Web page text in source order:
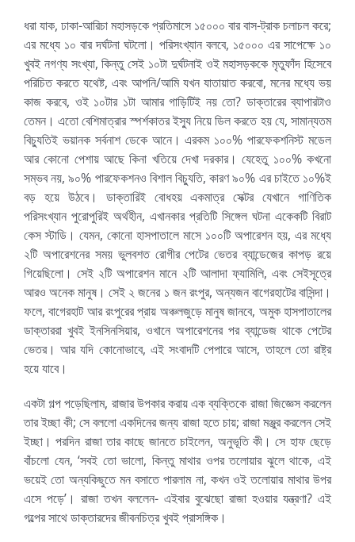
ধরা যাক, ঢাকা-আরিচা মহাসড়কে প্রতিমাসে ১৫০০০ বার বাস-ট্রাক চলাচল করে;
এর মধ্যে ১০ বার দর্ঘটনা ঘটলো। পরিসংখ্যান বলবে, ১৫০০০ এর সাপেক্ষে ১০
খুবই নগণ্য সংখ্যা, কিন্তু সেই ১০টা দুর্ঘটনাই ওই মহাসড়ককে মৃতুফাঁদ হিসেবে
পরিচিত করতে যথেষ্ট, এবং আপনি/আমি যখন যাতায়াত করবো, মনের মধ্যে ভয়
কাজ করবে, ওই ১০টার ১টা আমার গাড়িটিই নয় তো? ডাক্তারের ব্যাপারটাও
তেমন। এতো বেশিমাত্রার স্পর্শকাতর ইস্যু নিয়ে ডিল করতে হয় যে, সামান্যতম
বিচ্যুতিই ভয়ানক সর্বনাশ ডেকে আনে। এরকম ১০০% পারফেকশনিস্ট মডেল
আর কোনো পেশায় আছে কিনা খতিয়ে দেখা দরকার। যেহেতু ১০০% কখনো
সম্ভব নয়, ৯০% পারফেকশনও বিশাল বিচ্যুতি, কারণ ৯০% এর চাইতে ১০%ই
বড় হয়ে উঠবে। ডাক্তারিই বোধহয় একমাত্র সেক্টর যেখানে গাণিতিক
পরিসংখ্যান পুরোপুরিই অর্থহীন, এখানকার প্রতিটি সিঙ্গেল ঘটনা একেকটি বিরাট
কেস স্টাডি। যেমন, কোনো হাসপাতালে মাসে ১০০টি অপারেশন হয়, এর মধ্যে
২টি অপারেশনের সময় ভুলবশত রোগীর পেটের ভেতর ব্যান্ডেজের কাপড় রয়ে
গিয়েছিলো। সেই ২টি অপারেশন মানে ২টি আলাদা ফ্যামিলি, এবং সেইসূত্রে
আরও অনেক মানুষ। সেই ২ জনের ১ জন রংপুর, অন্যজন বাগেরহাটের বাসিন্দা।
ফলে, বাগেরহাট আর রংপুরের প্রায় অঞ্চলজুড়ে মানুষ জানবে, অমুক হাসপাতালের
ডাক্তাররা খুবই ইনসিনসিয়ার, ওখানে অপারেশনের পর ব্যান্ডেজ থাকে পেটের
ভেতর। আর যদি কোনোভাবে, এই সংবাদটি পেপারে আসে, তাহলে তো রাষ্ট্র
হয়ে যাবে।
একটা গল্প পড়েছিলাম, রাজার উপকার করায় এক ব্যক্তিকে রাজা জিজ্ঞেস করলেন
তার ইচ্ছা কী; সে বললো একদিনের জন্য রাজা হতে চায়; রাজা মঞ্জুর করলেন সেই
ইচ্ছা। পরদিন রাজা তার কাছে জানতে চাইলেন, অনুভূতি কী। সে হাফ ছেড়ে
বাঁচলো যেন, ‘সবই তো ভালো, কিন্তু মাথার ওপর তলোয়ার ঝুলে থাকে, এই
ভয়েই তো অন্যকিছুতে মন বসাতে পারলাম না, কখন ওই তলোয়ার মাথার উপর
এসে পড়ে’। রাজা তখন বললেন- এইবার বুঝেছো রাজা হওয়ার যন্ত্রণা? এই
গল্পের সাথে ডাক্তারদের জীবনচিত্র খুবই প্রাসঙ্গিক।